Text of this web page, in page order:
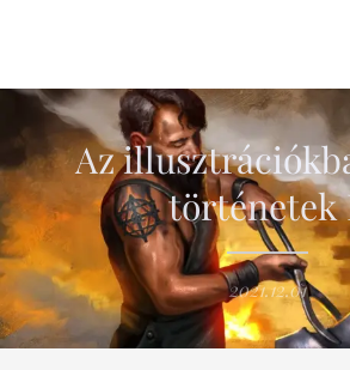
Az
történetek
2021.12.01